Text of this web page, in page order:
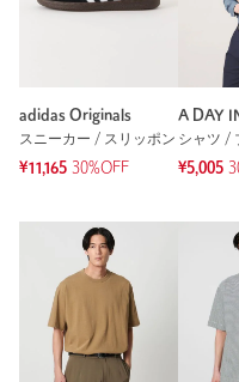
普段の着用サイズ：
S
参考になった
※レビューは、個人の主観による
能を保証するものではありません
adidas Originals
スニーカー / スリッポン
¥11,165 30%OFF
A DAY
シャツ /
¥5,005